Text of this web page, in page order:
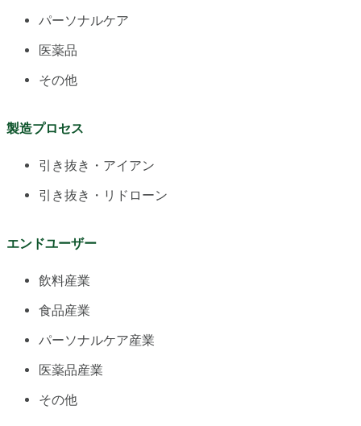
パーソナルケア
医薬品
その他
製造プロセス
引き抜き・アイアン
引き抜き・リドローン
エンドユーザー
飲料産業
食品産業
パーソナルケア産業
医薬品産業
その他